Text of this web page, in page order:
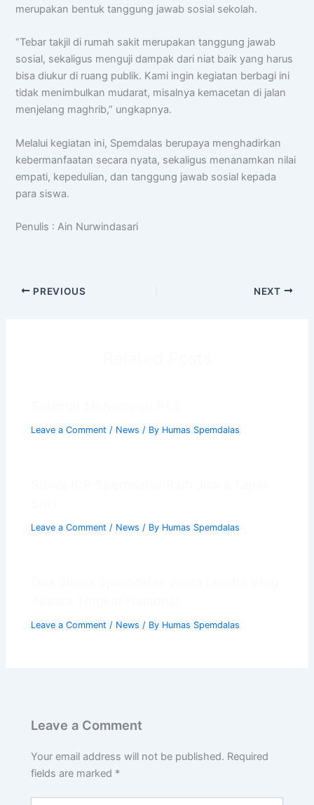
merupakan bentuk tanggung jawab sosial sekolah.
“Tebar takjil di rumah sakit merupakan tanggung jawab
sosial, sekaligus menguji dampak dari niat baik yang harus
bisa diukur di ruang publik. Kami ingin kegiatan berbagi ini
tidak menimbulkan mudarat, misalnya kemacetan di jalan
menjelang maghrib,” ungkapnya.
Melalui kegiatan ini, Spemdalas berupaya menghadirkan
kebermanfaatan secara nyata, sekaligus menanamkan nilai
empati, kepedulian, dan tanggung jawab sosial kepada
para siswa.
Penulis : Ain Nurwindasari
PREVIOUS NEXT
Leave a Comment / News / By Humas Spemdalas
Leave a Comment / News / By Humas Spemdalas
Leave a Comment / News / By Humas Spemdalas
Leave a Comment
Your email address will not be published. Required
fields are marked *